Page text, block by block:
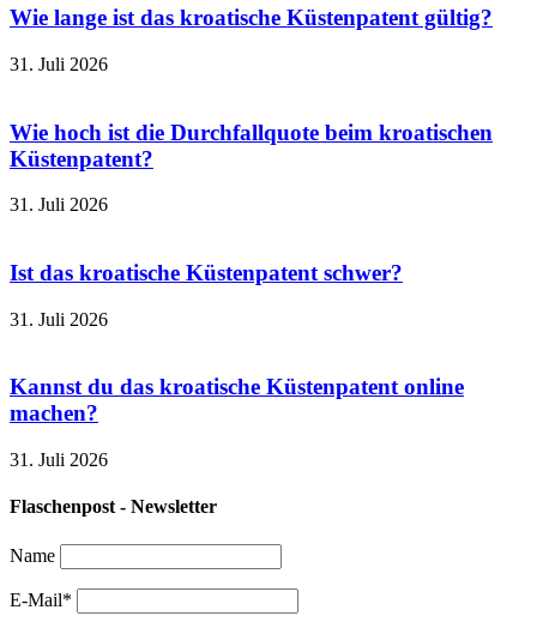
Wie lange ist das kroatische Küstenpatent gültig?
31. Juli 2026
Wie hoch ist die Durchfallquote beim kroatischen
Küstenpatent?
31. Juli 2026
Ist das kroatische Küstenpatent schwer?
31. Juli 2026
Kannst du das kroatische Küstenpatent online
machen?
31. Juli 2026
Flaschenpost - Newsletter
Name
E-Mail*